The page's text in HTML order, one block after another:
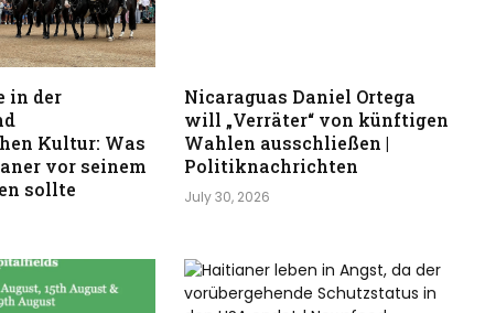
in der
Kultur: Was
vor seinem
sollte
Nicaraguas Daniel Ortega
will „Verräter“ von künftigen
Wahlen ausschließen |
Politiknachrichten
July 30, 2026